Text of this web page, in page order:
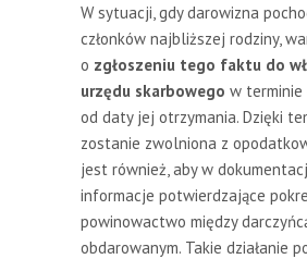
W sytuacji, gdy darowizna
członków najbliższej rodziny,
o zgłoszeniu tego faktu do
urzędu skarbowego w terminie
od daty jej otrzymania. Dzięki
zostanie zwolniona z
jest również, aby w
informacje potwierdzające
powinowactwo między
obdarowanym. Takie działanie